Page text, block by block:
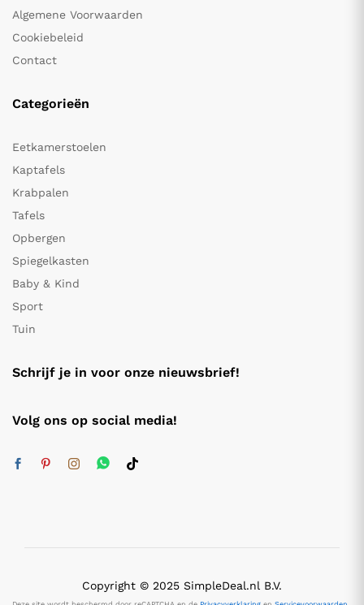
Algemene Voorwaarden
Cookiebeleid
Contact
Categorieën
Eetkamerstoelen
Kaptafels
Krabpalen
Tafels
Opbergen
Spiegelkasten
Baby & Kind
Sport
Tuin
Schrijf je in voor onze nieuwsbrief!
Volg ons op social media!
Copyright © 2025 SimpleDeal.nl B.V.